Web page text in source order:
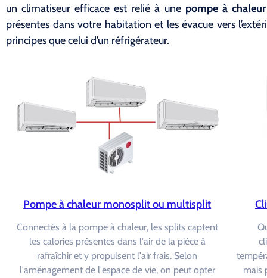
un climatiseur efficace est relié à une pompe à
présentes dans votre habitation et les évacue vers
principes que celui d’un réfrigérateur.
Pompe à chaleur monosplit ou multisplit
Connectés à la pompe à chaleur, les splits captent
les calories présentes dans l'air de la pièce à
rafraîchir et y propulsent l'air frais. Selon
l'aménagement de l'espace de vie, on peut opter
mais